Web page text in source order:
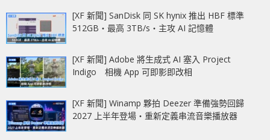
[XF 新聞] SanDisk 同 SK hynix 推出 HBF 標準
512GB‧最高 3TB/s‧主攻 AI 記憶體
[XF 新聞] Adobe 將生成式 AI 塞入 Project
Indigo 相機 App 可即影即改相
[XF 新聞] Winamp 夥拍 Deezer 準備強勢回歸
2027 上半年登場‧重新定義串流音樂播放器